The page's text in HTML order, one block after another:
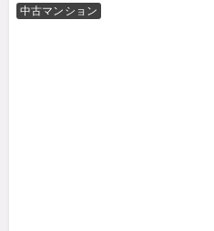
中古マンション